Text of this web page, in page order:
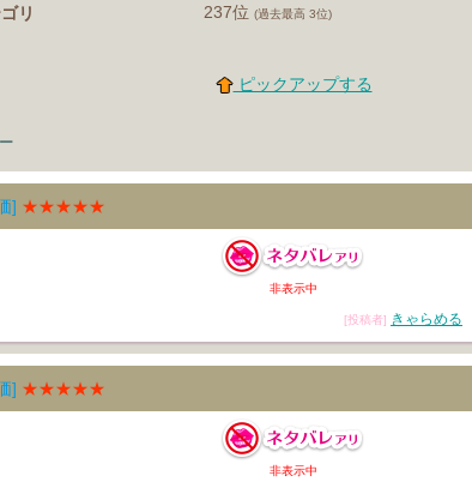
リ 237位 (過去最高 3位)
ピックアップする
] ★★★★★
非表示中
[投稿者] きゃらめる
] ★★★★★
非表示中